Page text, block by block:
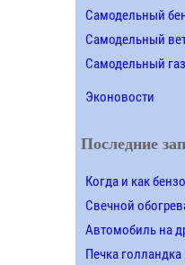
Самодельный
Самодельный
Самодельный газ
Эконовости
Последние
Когда и как
Свечной
Автомобиль на
Печка голландка